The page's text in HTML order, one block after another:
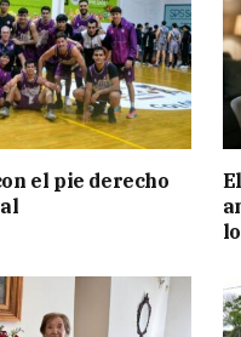
el pie derecho